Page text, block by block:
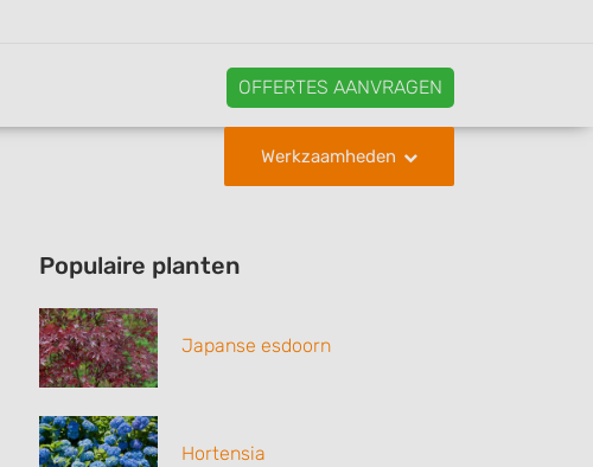
OFFERTES AANVRAGEN
Werkzaamheden
Populaire planten
Japanse esdoorn
Hortensia